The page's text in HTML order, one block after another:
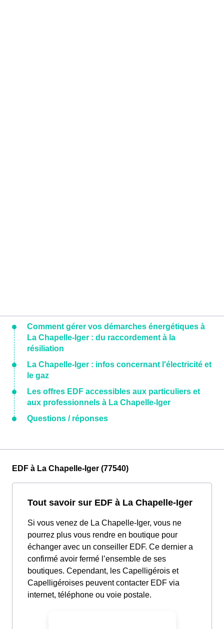
Comment gérer vos démarches énergétiques à
La Chapelle-Iger : du raccordement à la
résiliation
La Chapelle-Iger : infos concernant l'électricité et
le gaz
Les offres EDF accessibles aux particuliers et
aux professionnels à La Chapelle-Iger
Questions / réponses
EDF à La Chapelle-Iger (77540)
Tout savoir sur EDF à La Chapelle-Iger
Si vous venez de La Chapelle-Iger, vous ne
pourrez plus vous rendre en boutique pour
échanger avec un conseiller EDF. Ce dernier a
confirmé avoir fermé l’ensemble de ses
boutiques. Cependant, les Capelligérois et
Capelligéroises peuvent contacter EDF via
internet, téléphone ou voie postale.